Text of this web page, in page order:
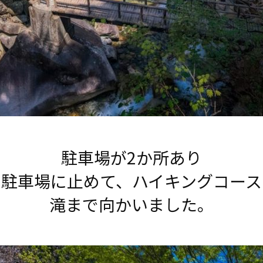
駐車場が2か所あり
車場に止めて、ハイキングコー
滝まで向かいました。